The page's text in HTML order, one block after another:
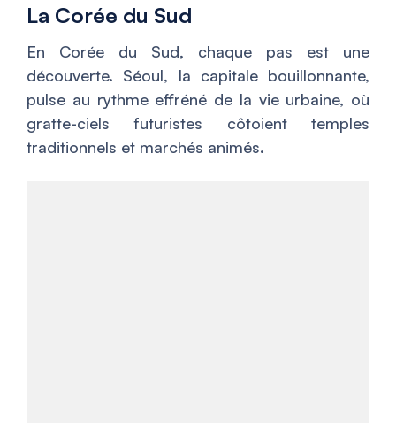
La Corée du Sud
En Corée du Sud, chaque pas est une
découverte. Séoul, la capitale bouillonnante,
pulse au rythme effréné de la vie urbaine, où
gratte-ciels futuristes côtoient temples
traditionnels et marchés animés.